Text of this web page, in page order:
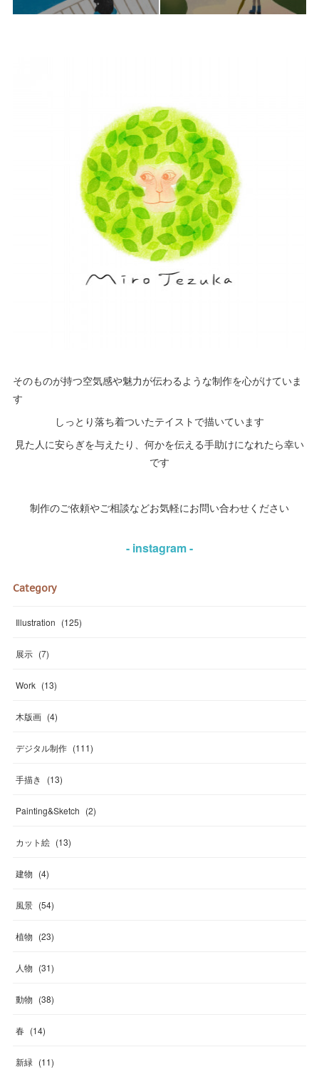
そのものが持つ空気感や魅力が伝わるような制作を心がけていま
す
しっとり落ち着ついたテイストで描いています
見た人に安らぎを与えたり、何かを伝える手助けになれたら幸い
です
制作のご依頼やご相談などお気軽にお問い合わせください
- instagram -
Category
Illustration (125)
展示 (7)
Work (13)
木版画 (4)
デジタル制作 (111)
手描き (13)
Painting&Sketch (2)
カット絵 (13)
建物 (4)
風景 (54)
植物 (23)
人物 (31)
動物 (38)
春 (14)
新緑 (11)